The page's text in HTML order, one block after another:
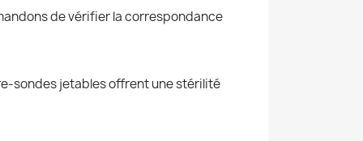
de vérifier la correspondance
sondes jetables offrent une stérilité